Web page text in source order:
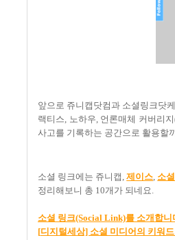
앞으로 쥬니캡닷컴과 소셜링크닷
랙티스
노하우 언론매체 커버리지
사고를 기록하는 공간으로 활용할
소셜 링크에는 쥬니캡 ,제이스 소
정리해보니 총 10개가 되네요
소셜 링크(Social Link)를 소개합니
[디지털세상] 소셜 미디어의 키워